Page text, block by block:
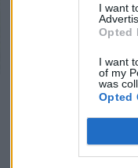
I want
Opted
I want
of my
was
Opted
Šiuo metu